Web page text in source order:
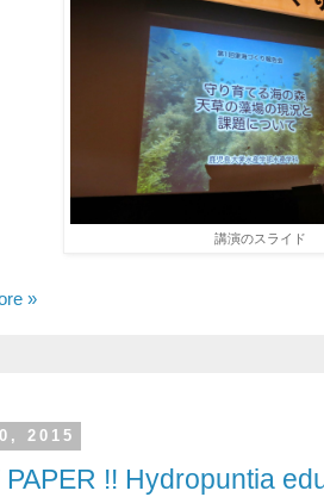
講演のスライド
»
2015
PAPER !! Hydropuntia